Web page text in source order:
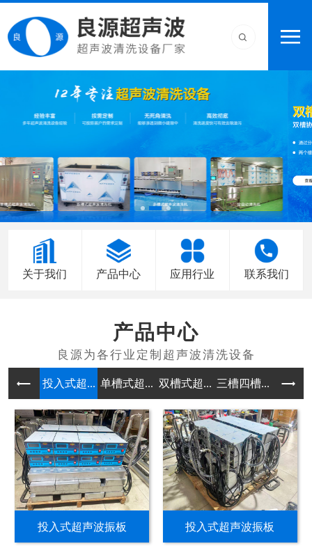
关于我们 产品中心 应用行业 联系我们
产品中心
投入式超... 单槽式超... 双槽式超... 三槽四槽... 多槽
投入式超声波振板 投入式超声波振板